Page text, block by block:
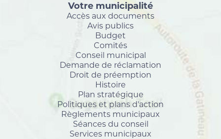
Votre municipalité
Accès aux documents
Avis publics
Budget
Comités
Conseil municipal
Demande de réclamation
Droit de préemption
Histoire
Plan stratégique
Politiques et plans d'action
Règlements municipaux
Séances du conseil
Services municipaux